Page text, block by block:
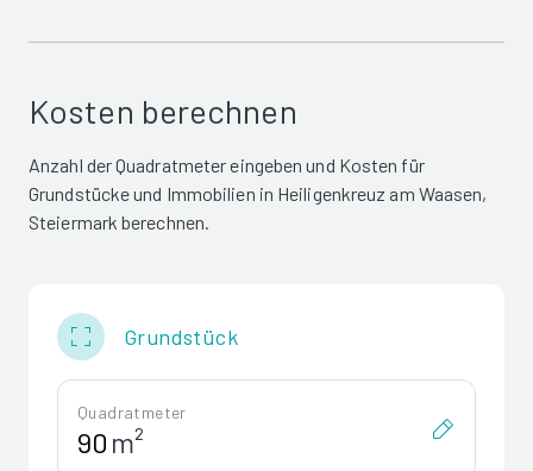
Kosten berechnen
Anzahl der Quadratmeter eingeben und Kosten für
Grundstücke und Immobilien in Heiligenkreuz am Waasen,
Steiermark berechnen.
Grundstück
Quadratmeter
m²